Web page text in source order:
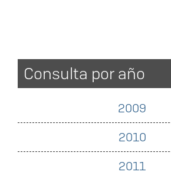
Consulta por año
2009
2010
2011